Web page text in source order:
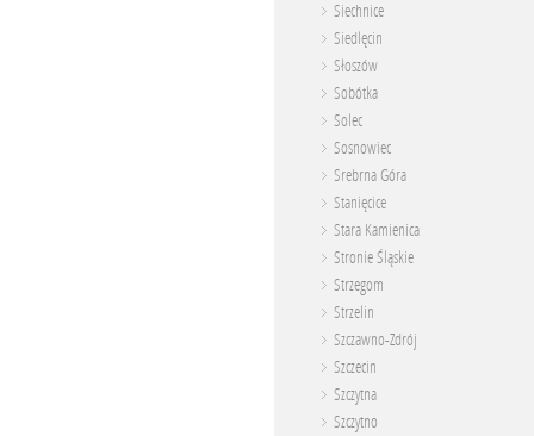
Siechnice
Siedlęcin
Słoszów
Sobótka
Solec
Sosnowiec
Srebrna Góra
Stanięcice
Stara Kamienica
Stronie Śląskie
Strzegom
Strzelin
Szczawno-Zdrój
Szczecin
Szczytna
Szczytno